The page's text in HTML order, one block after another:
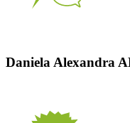
Daniela Alexandra